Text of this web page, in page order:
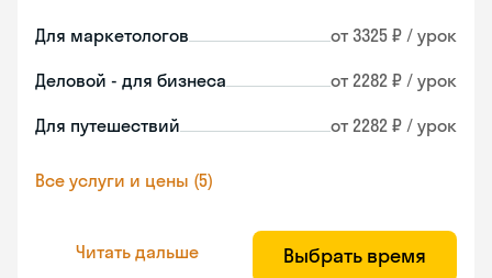
Для маркетологов от 3325 ₽ / урок
Деловой - для бизнеса от 2282 ₽ / урок
Для путешествий от 2282 ₽ / урок
Все услуги и цены (5)
Читать дальше Выбрать время